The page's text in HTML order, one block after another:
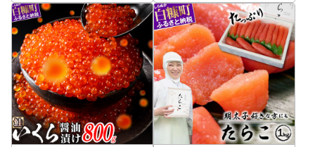
白糠町ワンストップ特例申請専用窓口宛
※書類は注文者情報の住所にお送りします。
（書類のお届け先に別途指定があります場合は、お早めにご
連絡をお願いいたします。）
※控除の証明内容は注文者情報を記載いたします。
※お礼の品とは別に発送いたします。
※オンラインワンストップ申請履歴のある方には、ご希望を
されていても申請書はお送りしておりません。寄附金受領証
明書のみを圧着はがきでお送りしております。